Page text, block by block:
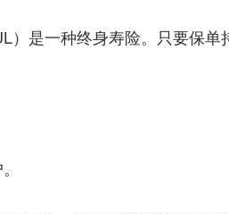
）是一种终身寿险。只要保
。